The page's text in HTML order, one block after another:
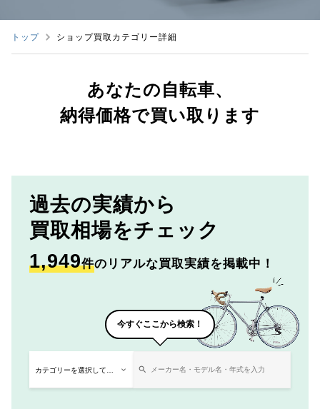
トップ ショップ買取カテゴリー詳細
あなたの自転車、
納得価格で買い取ります
過去の実績から
買取相場をチェック
1,949件のリアルな買取実績を掲載中！
今すぐここから検索！